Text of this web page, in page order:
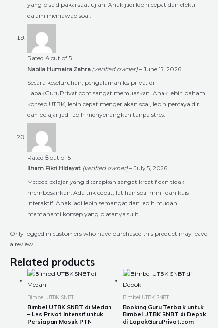
yang bisa dipakai saat ujian. Anak jadi lebih cepat dan efektif
dalam menjawab soal.
Rated 4 out of 5
Nabila Humaira Zahra (verified owner) – June 17, 2026
Secara keseluruhan, pengalaman les privat di
LapakGuruPrivat.com sangat memuaskan. Anak lebih paham
konsep UTBK, lebih cepat mengerjakan soal, lebih percaya diri,
dan belajar jadi lebih menyenangkan tanpa stres.
Rated 5out of 5
Ilham Fikri Hidayat (verified owner) – July 5, 2026
Metode belajar yang diterapkan sangat kreatif dan tidak
membosankan. Ada trik cepat, latihan soal mini, dan kuis
interaktif. Anak jadi lebih semangat dan lebih mudah
memahami konsep yang biasanya sulit.
Only logged in customers who have purchased this product may leave
a review.
Related products
Bimbel UTBK SNBT
Bimbel UTBK SNBT di Medan
– Les Privat Intensif untuk
Persiapan Masuk PTN
Price
range:
This
multiple
variants.
Bimbel UTBK SNBT
Booking Guru Terbaik untuk
Bimbel UTBK SNBT di Depok
di LapakGuruPrivat.com
Price
range:
This
multiple
variants.